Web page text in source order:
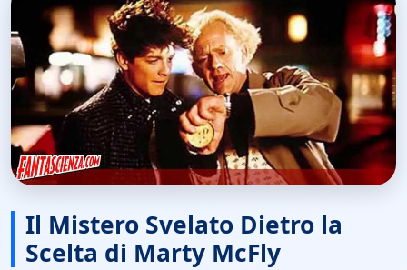
Il Mistero Svelato Dietro la
Scelta di Marty McFly